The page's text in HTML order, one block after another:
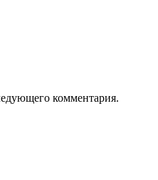
комментария.